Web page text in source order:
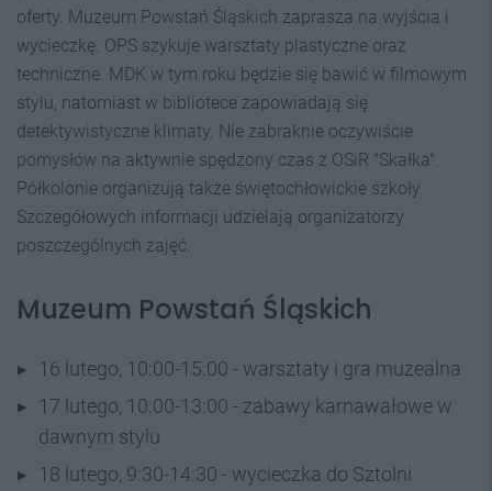
oferty. Muzeum Powstań Śląskich zaprasza na wyjścia i
wycieczkę. OPS szykuje warsztaty plastyczne oraz
techniczne. MDK w tym roku będzie się bawić w filmowym
stylu, natomiast w bibliotece zapowiadają się
detektywistyczne klimaty. Nie zabraknie oczywiście
pomysłów na aktywnie spędzony czas z OSiR "Skałka".
Półkolonie organizują także świętochłowickie szkoły.
Szczegółowych informacji udzielają organizatorzy
poszczególnych zajęć.
Muzeum Powstań Śląskich
16 lutego, 10:00-15:00 - warsztaty i gra muzealna
17 lutego, 10:00-13:00 - zabawy karnawałowe w
dawnym stylu
18 lutego, 9:30-14:30 - wycieczka do Sztolni